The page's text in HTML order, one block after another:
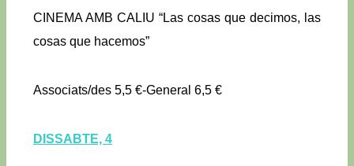
CINEMA AMB CALIU “Las cosas que decimos, las
cosas que hacemos”
Associats/des 5,5 €-General 6,5 €
DISSABTE, 4